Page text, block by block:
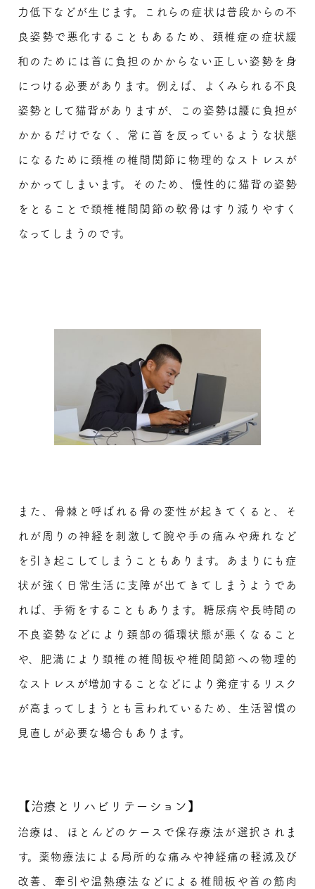
力低下などが生じます。これらの症状は普段からの不
良姿勢で悪化することもあるため、頚椎症の症状緩
和のためには首に負担のかからない正しい姿勢を身
につける必要があります。例えば、よくみられる不良
姿勢として猫背がありますが、この姿勢は腰に負担が
かかるだけでなく、常に首を反っているような状態
になるために頚椎の椎間関節に物理的なストレスが
かかってしまいます。そのため、慢性的に猫背の姿勢
をとることで頚椎椎間関節の軟骨はすり減りやすく
なってしまうのです。
また、骨棘と呼ばれる骨の変性が起きてくると、そ
れが周りの神経を刺激して腕や手の痛みや痺れなど
を引き起こしてしまうこともあります。あまりにも症
状が強く日常生活に支障が出てきてしまうようであ
れば、手術をすることもあります。糖尿病や長時間の
不良姿勢などにより頚部の循環状態が悪くなること
や、肥満により頚椎の椎間板や椎間関節への物理的
なストレスが増加することなどにより発症するリスク
が高まってしまうとも言われているため、生活習慣の
見直しが必要な場合もあります。
【治療とリハビリテーション】
治療は、ほとんどのケースで保存療法が選択されま
す。薬物療法による局所的な痛みや神経痛の軽減及び
改善、牽引や温熱療法などによる椎間板や首の筋肉